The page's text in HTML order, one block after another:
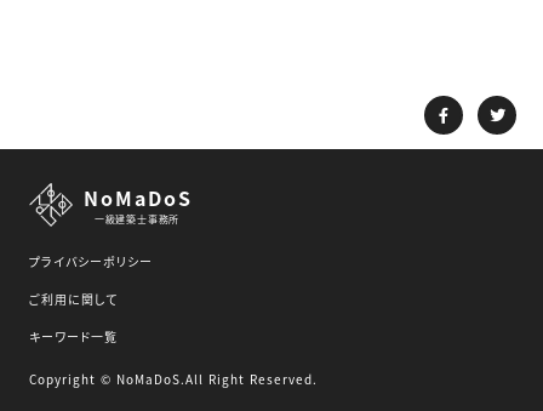
NoMaDoS
一級建築士事務所
プライバシーポリシー
ご利用に関して
キーワード一覧
Copyright © NoMaDoS.All Right Reserved.